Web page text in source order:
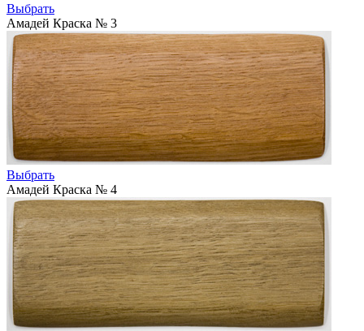
Выбрать
Амадей Краска № 3
Выбрать
Амадей Краска № 4